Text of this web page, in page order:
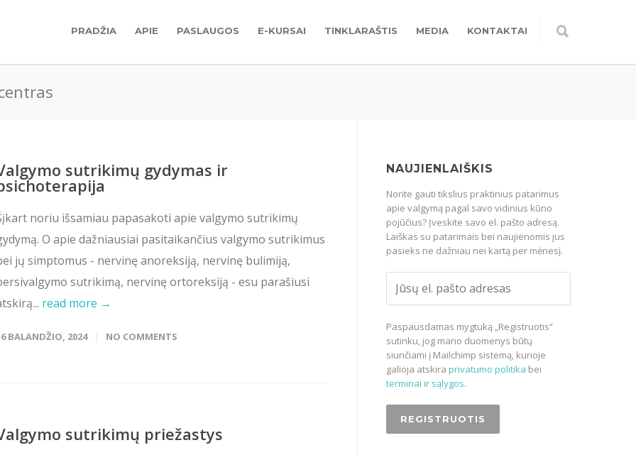
PRADŽIA APIE PASLAUGOS E-KURSAI TINKLARAŠTIS MEDIA KONTAKTAI
sutrikimų gydymas ir
noriu išsamiau papasakoti apie valgymo sutrikimų
O apie dažniausiai pasitaikančius valgymo sutrikimus
jų simptomus - nervinę anoreksiją, nervinę bulimiją,
sutrikimą, nervinę ortoreksiją - esu parašiusi
read more →
BALANDŽIO, 2024 NO COMMENTS
sutrikimų priežastys
NAUJIENLAIŠKIS
Norite gauti tikslius praktinius patarimus
apie valgymą pagal savo vidinius kūno
pojūčius? Įveskite savo el. pašto adresą.
Laiškas su patarimais bei naujienomis jus
pasieks ne dažniau nei kartą per mėnesį.
Paspausdamas mygtuką „Registruotis“
sutinku, jog mano duomenys būtų
siunčiami į Mailchimp sistemą, kurioje
galioja atskira privatumo politika bei
terminai ir sąlygos.